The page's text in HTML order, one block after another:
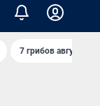
7 грибов августа